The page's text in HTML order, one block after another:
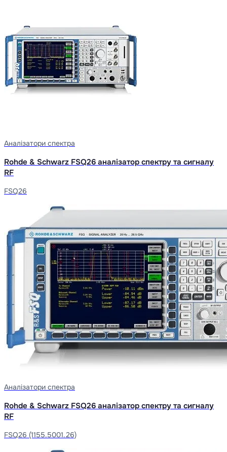
Аналізатори спектра
Rohde & Schwarz FSQ26 аналізатор спектру та сигналу
RF
FSQ26
Аналізатори спектра
Rohde & Schwarz FSQ26 аналізатор спектру та сигналу
RF
FSQ26 (1155.5001.26)